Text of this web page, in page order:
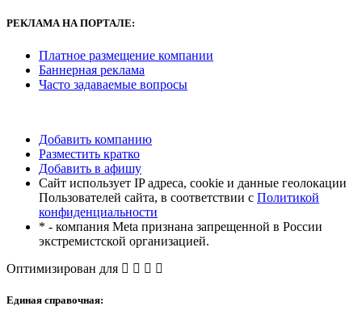
РЕКЛАМАНА ПОРТАЛЕ:
Платное размещение компании
Баннерная реклама
Часто задаваемые вопросы
Добавить компанию
Разместить кратко
Добавить в афишу
Сайт использует IP адреса, cookie и данные геолокации
Пользователей сайта, в соответствии с Политикой
конфиденциальности
* - компания Meta признана запрещенной в России
экстремистской организацией.
Оптимизирован для
Единая справочная: